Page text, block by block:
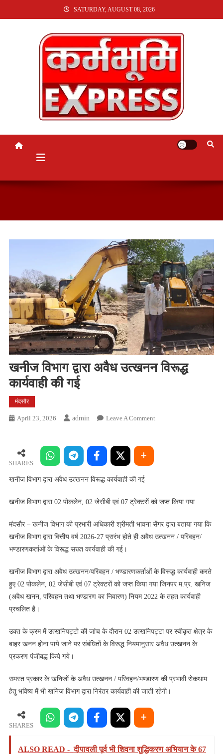
TO
SATURDAY, AUGUST 08, 2026
KARMABHUMI EXPRESS
खनीज विभाग द्वारा अवैध उत्खनन विरूद्ध
कार्यवाही की गई
मंदसौर
April 23, 2026 Admin Leave A CommentOn
कार्यवाही
गई
SHARES
खनीज विभाग द्वारा अवैध उत्खनन विरूद्ध कार्यवाही की गई
खनीज विभाग द्वारा 02 पोकलेन, 02 जेसीबी एवं 07 ट्रेक्टरों को जप्त किया गया
मंदसौर – खनीज विभाग की प्रभारी अधिकारी श्रीमती भावना सेंगर द्वारा बताया गया कि
खनीज विभाग द्वारा वित्तीय वर्ष 2026-27 प्रारंभ होते ही अवैध उत्खनन / परिवहन/
भण्डारणकर्ताओं के विरूद्ध सख्त कार्यवाही की गई।
खनीज विभाग द्वारा अवैध उत्खनन/परिवहन / भण्डारणकर्ताओं के विरूद्ध कार्यवाही करते
हुए 02 पोकलेन, 02 जेसीबी एवं 07 ट्रेक्टरों को जप्त किया गया जिनपर म.प्र. खनिज
(अवैध खनन, परिवहन तथा भण्डारण का निवारण) नियम 2022 के तहत कार्यवाही
प्रचलित है।
उक्त के क्रम में उत्खनिपट्टो की जांच के दौरान 02 उत्खनिपट्टा पर स्वीकृत क्षेत्र के
बाहर खनन होना पाये जाने पर संबंधितों के विरूद्ध नियमानुसार अवैध उत्खनन के
प्रकरण पंजीबद्ध किये गये।
समस्त प्रकार के खनिजों के अवैध उत्खनन / परिवहन/भण्डारण की प्रभावी रोकथाम
हेतु भविष्य में भी खनिज विभाग द्वारा निरंतर कार्यवाही की जाती रहेगी।
SHARES
ALSO READ - दीपावली पूर्व भी शिवना शुद्धिकरण अभियान के 67